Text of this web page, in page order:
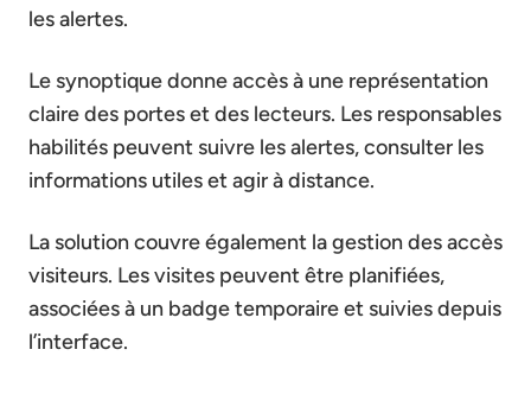
les alertes.
Le synoptique donne accès à une représentation
claire des portes et des lecteurs. Les responsables
habilités peuvent suivre les alertes, consulter les
informations utiles et agir à distance.
La solution couvre également la gestion des accès
visiteurs. Les visites peuvent être planifiées,
associées à un badge temporaire et suivies depuis
l’interface.